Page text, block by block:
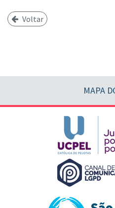
Voltar
MAPA